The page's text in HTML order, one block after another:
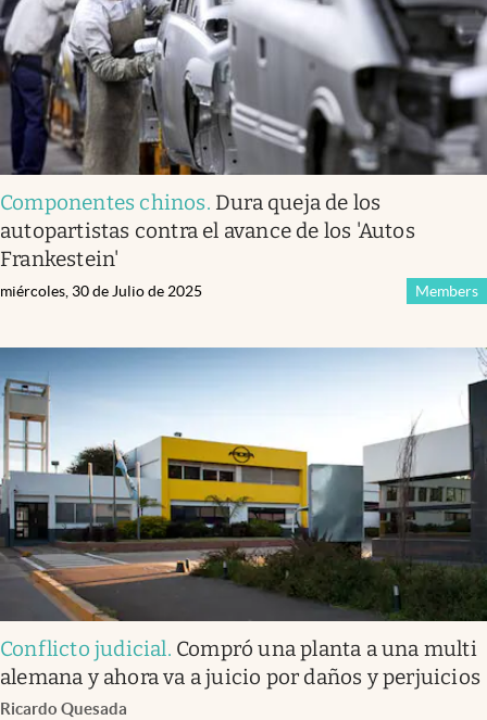
Componentes chinos. Dura queja de los
autopartistas contra el avance de los 'Autos
Frankestein'
Members
miércoles, 30 de Julio de 2025
Conflicto judicial. Compró una planta a una multi
alemana y ahora va a juicio por daños y perjuicios
Ricardo Quesada